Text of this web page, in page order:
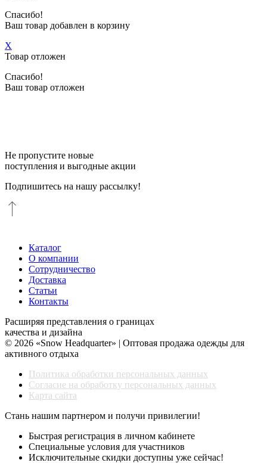
Спасибо!
Ваш товар добавлен в корзину
X
Товар отложен
Спасибо!
Ваш товар отложен
Не пропустите новые
поступления и выгодные акции
Подпишитесь на нашу рассылку!
Каталог
О компании
Сотрудничество
Доставка
Статьи
Контакты
Расширяя представления о границах
качества и дизайна
© 2026 «Snow Headquarter» | Оптовая продажа одежды для
активного отдыха
Политика обработки персональных данных
Согласие на обработку персональных данных
Карта сайта
Стань нашим партнером и получи привилегии!
Быстрая регистрация в личном кабинете
Специальные условия для участников
Исключительные скидки доступны уже сейчас!